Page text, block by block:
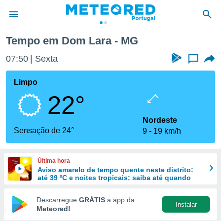
da
foi
fornecidas
a este
das
e
forma
digital
Tempo em Dom Lara - MG
07:50 Sexta ...
Limpo
22°
Sensação de 24°
Nordeste
9
19 km/h
Última hora
Aviso amarelo de tempo quente neste distrito:
até 39 ºC e noites tropicais; saiba até quando
Descarregue GRÁTIS a app da
Meteored!
Instalar